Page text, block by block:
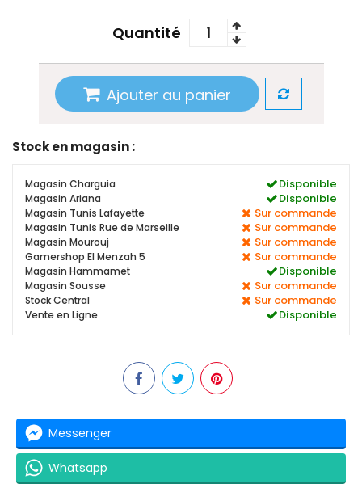
Quantité
Ajouter au panier
Stock en magasin :
Magasin Charguia Disponible
Magasin Ariana Disponible
Magasin Tunis Lafayette Sur commande
Magasin Tunis Rue de Marseille Sur commande
Magasin Mourouj Sur commande
Gamershop El Menzah 5 Sur commande
Magasin Hammamet Disponible
Magasin Sousse Sur commande
Stock Central Sur commande
Vente en Ligne Disponible
Messenger
Whatsapp